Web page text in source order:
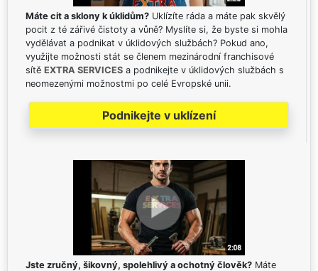
Máte cit a sklony k úklidům? Uklízíte ráda a máte pak skvělý
pocit z té zářivé čistoty a vůně? Myslíte si, že byste si mohla
vydělávat a podnikat v úklidových službách? Pokud ano,
využijte možnosti stát se členem mezinárodní franchisové
sítě EXTRA SERVICES a podnikejte v úklidových službách s
neomezenými možnostmi po celé Evropské unii.
Podnikejte v uklízení
Jste zručný, šikovný, spolehlivý a ochotný člověk? Máte